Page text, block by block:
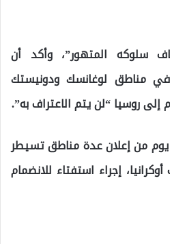
سلوكه المتهور”، وأكد أن
في مناطق لوغانسك ودونيستك
إلى روسيا “لن يتم الاعتراف به”.
من إعلان عدة مناطق تسيطر
إجراء استفتاء للانضمام